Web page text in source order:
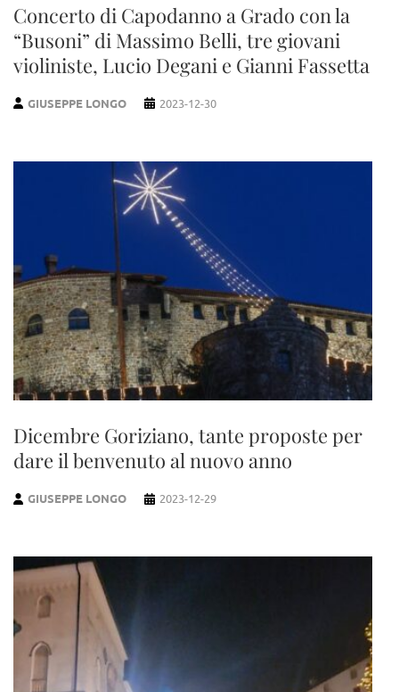
Concerto di Capodanno a Grado con la
“Busoni” di Massimo Belli, tre giovani
violiniste, Lucio Degani e Gianni Fassetta
GIUSEPPE LONGO 2023-12-30
Dicembre Goriziano, tante proposte per
dare il benvenuto al nuovo anno
GIUSEPPE LONGO 2023-12-29